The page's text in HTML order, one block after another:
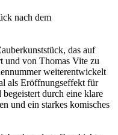
nach dem
das auf
und von Thomas Vite zu
weiterentwickelt
als Eröffnungseffekt für
durch eine klare
und ein starkes komisches